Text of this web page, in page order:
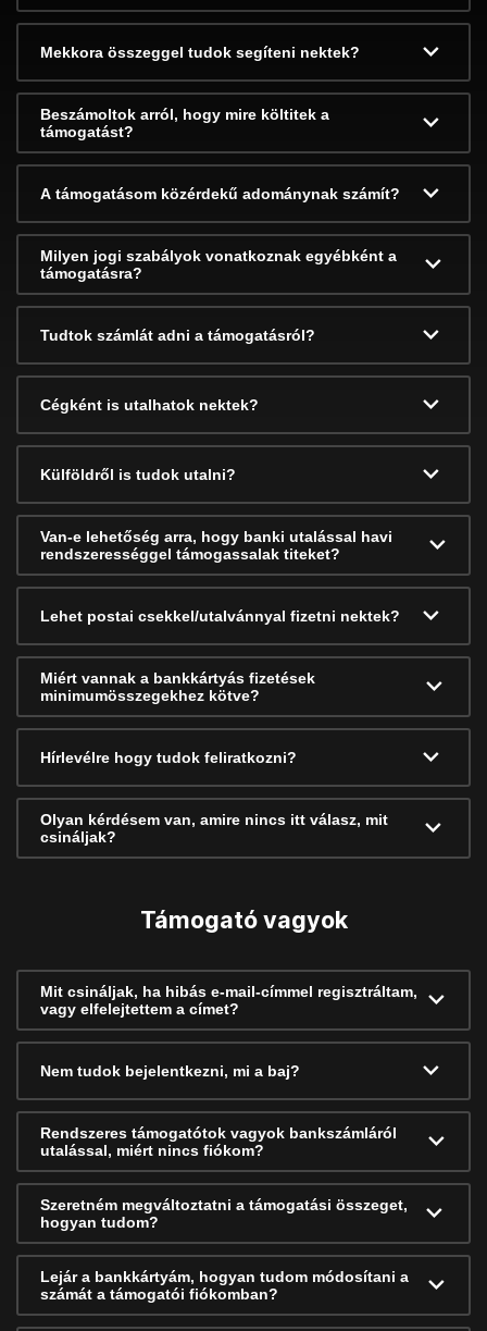
Mekkora összeggel tudok segíteni nektek?
Beszámoltok arról, hogy mire költitek a
támogatást?
A támogatásom közérdekű adománynak számít?
Milyen jogi szabályok vonatkoznak egyébként a
támogatásra?
Tudtok számlát adni a támogatásról?
Cégként is utalhatok nektek?
Külföldről is tudok utalni?
Van-e lehetőség arra, hogy banki utalással havi
rendszerességgel támogassalak titeket?
Lehet postai csekkel/utalvánnyal fizetni nektek?
Miért vannak a bankkártyás fizetések
minimumösszegekhez kötve?
Hírlevélre hogy tudok feliratkozni?
Olyan kérdésem van, amire nincs itt válasz, mit
csináljak?
Támogató vagyok
Mit csináljak, ha hibás e-mail-címmel regisztráltam,
vagy elfelejtettem a címet?
Nem tudok bejelentkezni, mi a baj?
Rendszeres támogatótok vagyok bankszámláról
utalással, miért nincs fiókom?
Szeretném megváltoztatni a támogatási összeget,
hogyan tudom?
Lejár a bankkártyám, hogyan tudom módosítani a
számát a támogatói fiókomban?